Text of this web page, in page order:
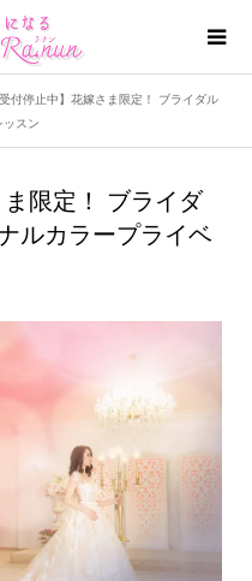
受付停止中】花嫁さま限定！ ブライダル
スン
限定！ ブライダ
ルカラープライベ